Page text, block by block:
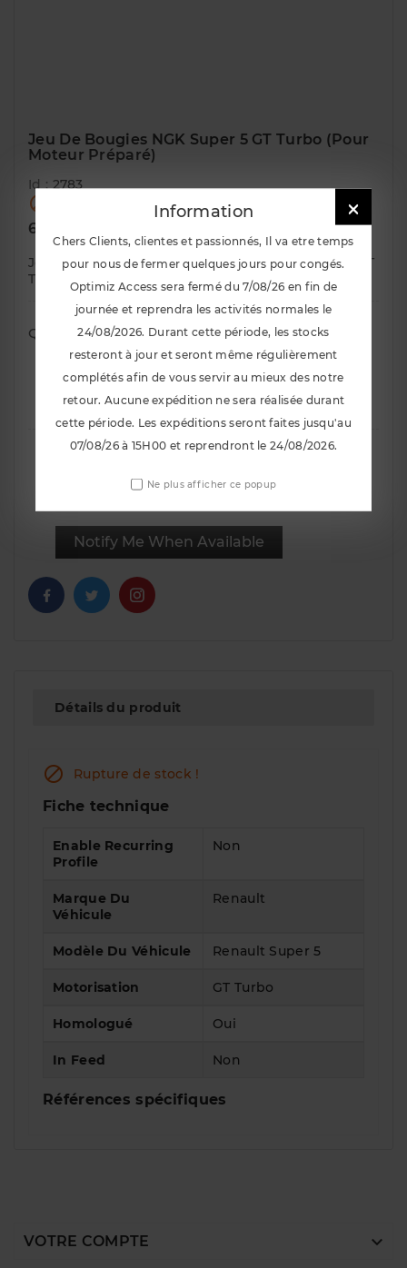
Jeu De Bougies NGK Super 5 GT Turbo (pour
Moteur Préparé)
Id :2783
 Rupture de stock !
61,99 €
Jeu de Bougies NGK (Vendu par 4) pour super 5 GT
Turbo Bougies plus froides pour moteur préparé
Quantité
 Ajouter Au Panier
Notify Me When Available
Détails du produit
 Rupture de stock !
Fiche technique
Enable Recurring
Profile
Non
Marque Du
Véhicule
Renault
Modèle Du Véhicule Renault Super 5
Motorisation GT Turbo
Homologué Oui
In Feed Non
Références spécifiques

Information
Chers Clients, clientes et passionnés, Il va etre temps
pour nous de fermer quelques jours pour congés.
Optimiz Access sera fermé du 7/08/26 en fin de
journée et reprendra les activités normales le
24/08/2026. Durant cette période, les stocks
resteront à jour et seront même régulièrement
complétés afin de vous servir au mieux des notre
retour. Aucune expédition ne sera réalisée durant
cette période. Les expéditions seront faites jusqu'au
07/08/26 à 15H00 et reprendront le 24/08/2026.
Ne plus afficher ce popup
VOTRE COMPTE 